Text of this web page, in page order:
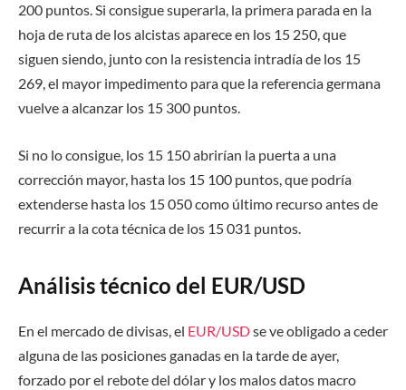
200 puntos. Si consigue superarla, la primera parada en la
hoja de ruta de los alcistas aparece en los 15 250, que
siguen siendo, junto con la resistencia intradía de los 15
269, el mayor impedimento para que la referencia germana
vuelve a alcanzar los 15 300 puntos.
Si no lo consigue, los 15 150 abrirían la puerta a una
corrección mayor, hasta los 15 100 puntos, que podría
extenderse hasta los 15 050 como último recurso antes de
recurrir a la cota técnica de los 15 031 puntos.
Análisis técnico del EUR/USD
En el mercado de divisas, el EUR/USDse ve obligado a ceder
alguna de las posiciones ganadas en la tarde de ayer,
forzado por el rebote del dólar y los malos datos macro